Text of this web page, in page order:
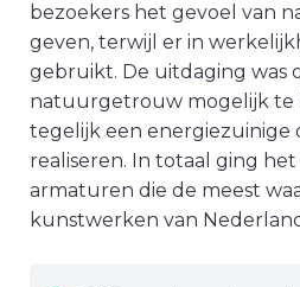
bezoekers het gevoel van
geven, terwijl er in
gebruikt. De uitdaging was
natuurgetrouw mogelijk te
tegelijk een energiezuinige
realiseren. In totaal ging het
armaturen die de meest
kunstwerken van